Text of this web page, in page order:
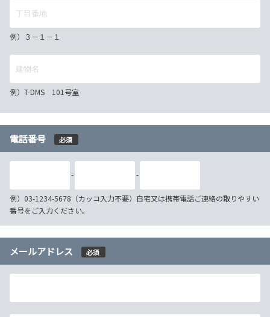
例）３－１－１
例）T-DMS 101号室
電話番号 必須
- -
例）03-1234-5678（カッコ入力不要）自宅又は携帯電話ご連絡の取りやすい
番号をご入力ください。
メールアドレス 必須